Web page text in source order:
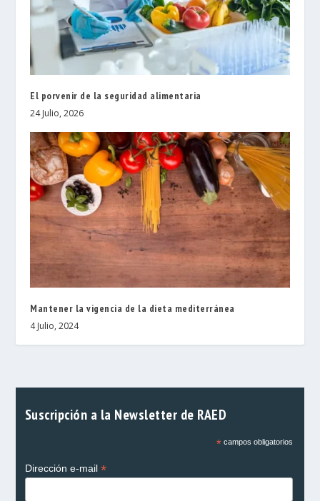
El porvenir de la seguridad alimentaria
24 Julio, 2026
Mantener la vigencia de la dieta mediterránea
4 Julio, 2024
Suscripción a la Newsletter de RAED
*campos obligatorios
Dirección e-mail *